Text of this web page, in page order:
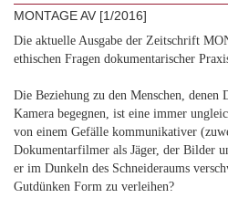
MONTAGE AV [1/2016]
Die aktuelle Ausgabe der Zeitschrift
ethischen Fragen dokumentarischer
Die Beziehung zu den Menschen,
Kamera begegnen, ist eine immer
von einem Gefälle kommunikativer
Dokumentarfilmer als Jäger, der Bilder
er im Dunkeln des Schneideraums
Gutdünken Form zu verleihen?